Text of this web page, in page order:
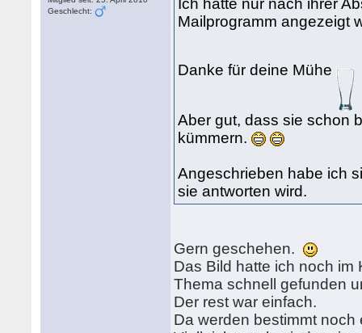
Geschlecht:
Ich hatte nur nach ihrer
Mailprogramm angezeigt
Danke für deine Mühe
Aber gut, dass sie schon
kümmern.
Angeschrieben habe ich
sie antworten wird.
Gern geschehen.
Das Bild hatte ich noch
Thema schnell gefunden
Der rest war einfach.
Da werden bestimmt